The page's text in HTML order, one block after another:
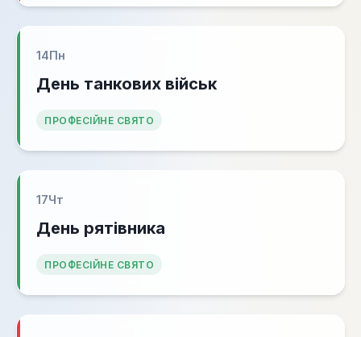
14Пн
День танкових військ
ПРОФЕСІЙНЕ СВЯТО
17Чт
День рятівника
ПРОФЕСІЙНЕ СВЯТО